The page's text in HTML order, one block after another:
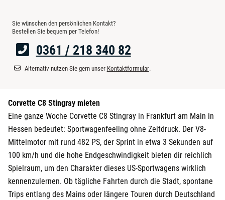
Sie wünschen den persönlichen Kontakt?
Bestellen Sie bequem per Telefon!
0361 / 218 340 82
Alternativ nutzen Sie gern unser Kontaktformular.
Corvette C8 Stingray mieten
Eine ganze Woche Corvette C8 Stingray in Frankfurt am Main in
Hessen bedeutet: Sportwagenfeeling ohne Zeitdruck. Der V8-
Mittelmotor mit rund 482 PS, der Sprint in etwa 3 Sekunden auf
100 km/h und die hohe Endgeschwindigkeit bieten dir reichlich
Spielraum, um den Charakter dieses US-Sportwagens wirklich
kennenzulernen. Ob tägliche Fahrten durch die Stadt, spontane
Trips entlang des Mains oder längere Touren durch Deutschland